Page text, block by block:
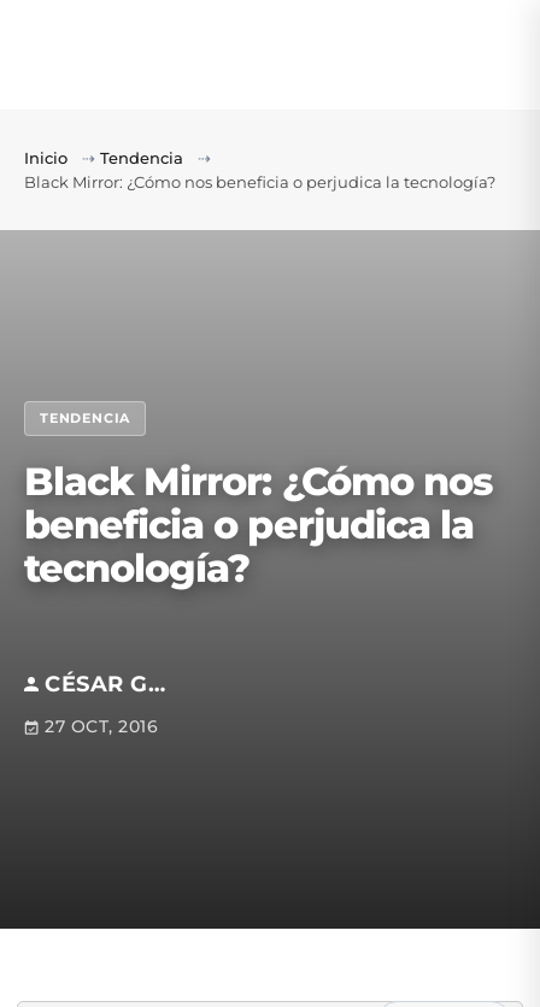
Inicio ⇢ Tendencia
⇢
Black Mirror: ¿Cómo nos beneficia o perjudica la tecnología?
TENDENCIA
Black Mirror: ¿Cómo nos
beneficia o perjudica la
tecnología?
CÉSAR GARRIDO
27 OCT, 2016